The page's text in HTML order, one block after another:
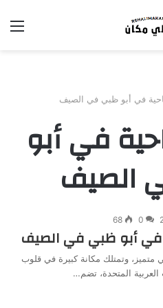
في أبو ظبي في الصيف
في أبو
الصيف
0
68
متميز، وتمتلك مكانة كبيرة في قلوب
العربية المتحدة، تضم…